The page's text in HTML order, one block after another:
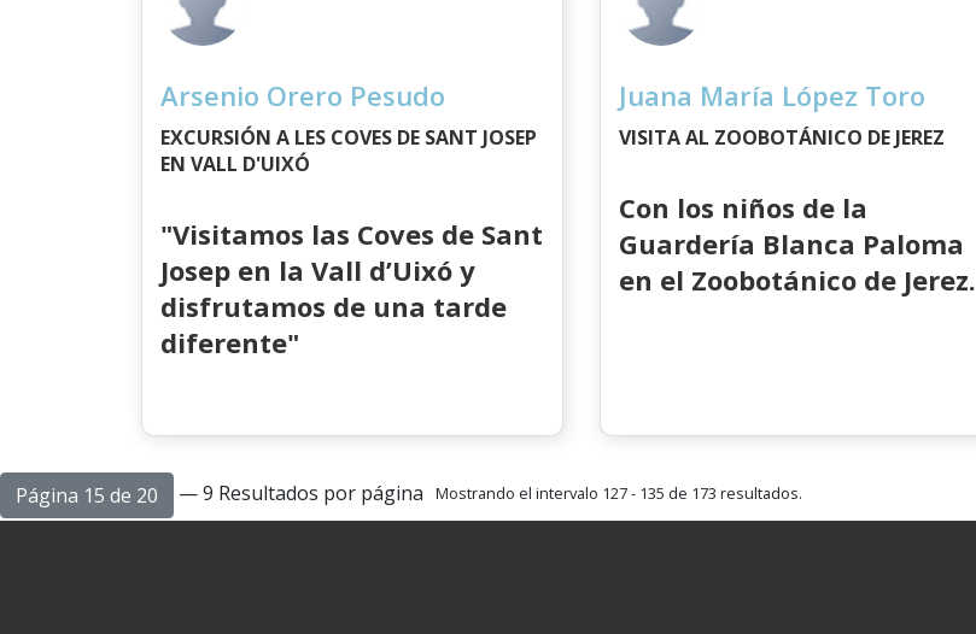
Arsenio Orero Pesudo
EXCURSIÓN A LES COVES DE SANT JOSEP
EN VALL D'UIXÓ
"Visitamos las Coves de Sant
Josep en la Vall d’Uixó y
disfrutamos de una tarde
diferente"
Juana María López Toro
VISITA AL ZOOBOTÁNICO DE JEREZ
Con los niños de la
Guardería Blanca Paloma
en el Zoobotánico de Jerez.
Página 15 de 20 — 9 Resultados por página Mostrando el intervalo 127 - 135 de 173 resultados.